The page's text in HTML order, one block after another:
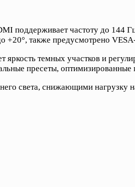
поддерживает частоту до 144
+20°, также предусмотрено
темных участков и
пресеты,
света, снижающими нагрузку